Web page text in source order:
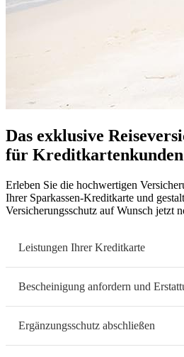
Das exklusive
für Kreditkartenkunden
Erleben Sie die hochwertigen
Ihrer Sparkassen-Kreditkarte und
Versicherungsschutz auf Wunsch jetzt
Leistungen Ihrer Kreditkarte
Bescheinigung anfordern und
Ergänzungsschutz abschließen